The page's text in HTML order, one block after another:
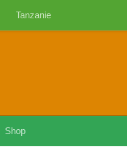
Tanzanie
Shop